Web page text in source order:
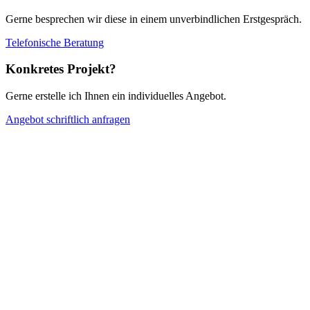
Gerne besprechen wir diese in einem unverbindlichen Erstgespräch.
Telefonische Beratung
Konkretes Projekt?
Gerne erstelle ich Ihnen ein individuelles Angebot.
Angebot schriftlich anfragen